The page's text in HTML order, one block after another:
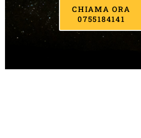
CHIAMA ORA
0755184141